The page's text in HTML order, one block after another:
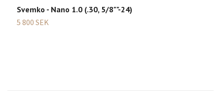
Svemko - Nano 1.0 (.30, 5/8""-24)
5 800 SEK